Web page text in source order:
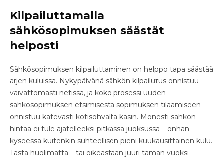
Kilpailuttamalla
sähkösopimuksen säästät
helposti
Sähkösopimuksen kilpailuttaminen on helppo tapa säästää
arjen kuluissa. Nykypäivänä sähkön kilpailutus onnistuu
vaivattomasti netissä, ja koko prosessi uuden
sähkösopimuksen etsimisestä sopimuksen tilaamiseen
onnistuu kätevästi kotisohvalta käsin. Monesti sähkön
hintaa ei tule ajatelleeksi pitkässä juoksussa – onhan
kyseessä kuitenkin suhteellisen pieni kuukausittainen kulu.
Tästä huolimatta – tai oikeastaan juuri tämän vuoksi –